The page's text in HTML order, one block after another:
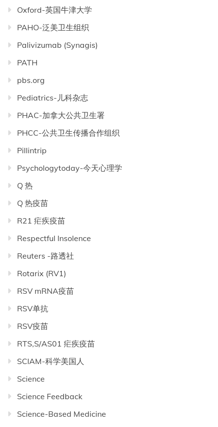
Oxford-英国牛津大学
PAHO-泛美卫生组织
Palivizumab (Synagis)
PATH
pbs.org
Pediatrics-儿科杂志
PHAC-加拿大公共卫生署
PHCC-公共卫生传播合作组织
Pillintrip
Psychologytoday-今天心理学
Q 热
Q 热疫苗
R21 疟疾疫苗
Respectful Insolence
Reuters -路透社
Rotarix (RV1)
RSV mRNA疫苗
RSV单抗
RSV疫苗
RTS,S/AS01 疟疾疫苗
SCIAM-科学美国人
Science
Science Feedback
Science-Based Medicine